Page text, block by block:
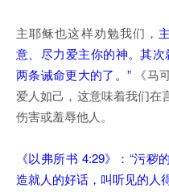
主耶稣也这样劝勉我们，
意、尽力爱主你的神。其次
两条诫命更大的了。” 《马
爱人如己，这意味着我们在
伤害或羞辱他人。
《以弗所书 4:29》：“污
造就人的好话，叫听见的人